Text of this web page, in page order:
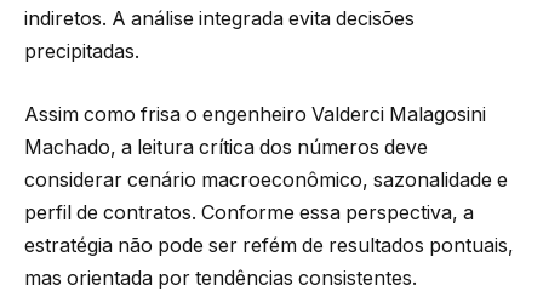
indiretos. A análise integrada evita decisões
precipitadas.
Assim como frisa o engenheiro Valderci Malagosini
Machado, a leitura crítica dos números deve
considerar cenário macroeconômico, sazonalidade e
perfil de contratos. Conforme essa perspectiva, a
estratégia não pode ser refém de resultados pontuais,
mas orientada por tendências consistentes.